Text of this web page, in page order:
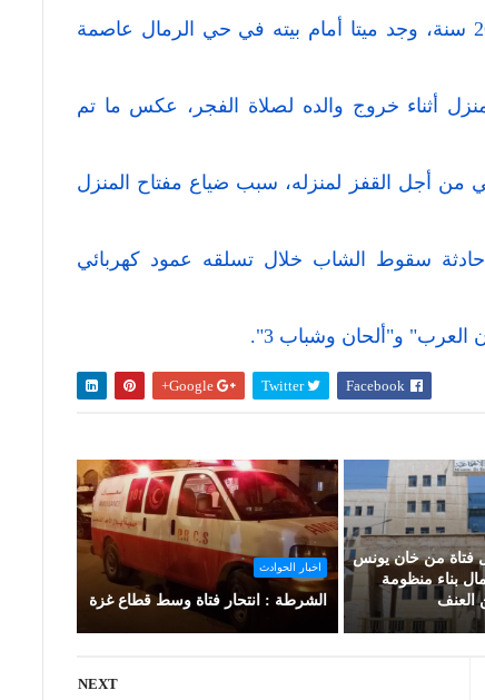
وأوضحت المصادر أن زغدي البالغ من العمر 26 سنة، وجد ميتا أمام بيته في حي الرمال عاصمة
أثناء خروج والده لصلاة الفجر، عكس ما تم
من أجل القفز لمنزله، سبب ضياع مفتاح المنزل
سقوط الشاب خلال تسلقه عمود كهربائي
العرب" و"ألحان وشباب 3".
Facebook
Twitter
Google+
فتاة من خان يونس
بناء منظومة
العنف
اخبار الحوادث
الشرطة : انتحار فتاة وسط قطاع غزة
NEXT